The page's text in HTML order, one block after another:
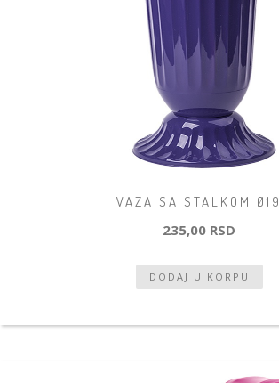
VAZA SA STALKOM Ø19
235,00 RSD